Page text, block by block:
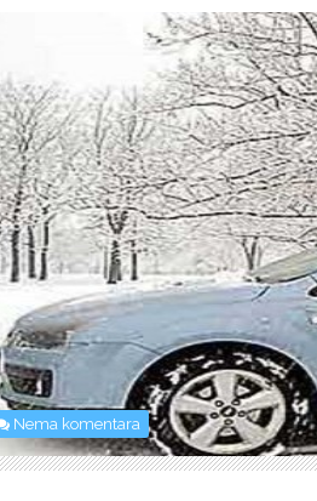
Nema komentara